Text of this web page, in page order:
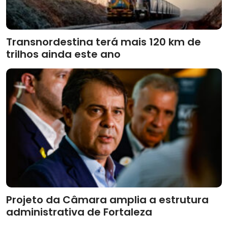
Transnordestina terá mais 120 km de
trilhos ainda este ano
Projeto da Câmara amplia a estrutura
administrativa de Fortaleza